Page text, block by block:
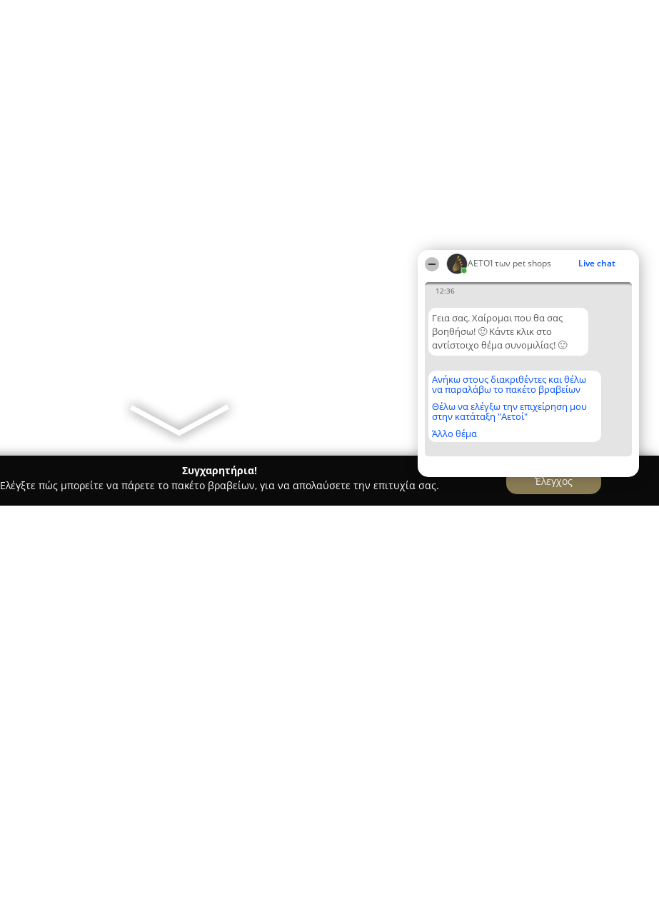
ΑΕΤΟΊ των pet shops Live chat
12:36
Γεια σας. Χαίρομαι που θα σας
βοηθήσω! 🙂 Κάντε κλικ στο
αντίστοιχο θέμα συνομιλίας! 🙂
Ανήκω στους διακριθέντες και θέλω
να παραλάβω το πακέτο βραβείων
Θέλω να ελέγξω την επιχείρηση μου
στην κατάταξη "Αετοί"
Άλλο θέμα
Συγχαρητήρια!
Ελέγξτε πώς μπορείτε να πάρετε το πακέτο βραβείων, για να απολαύσετε την επιτυχία σας.
Έλεγχος